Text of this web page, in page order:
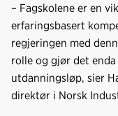
– Fagskolene er en
erfaringsbasert
regjeringen med
rolle og gjør det
utdanningsløp, sier
direktør i Norsk